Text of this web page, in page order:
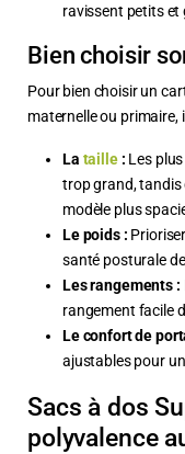
ravissent petits et
Bien choisir
Pour bien choisir un
maternelle ou primaire,
La taille: Les
trop grand, tandis
modèle plus
Le poids :
santé posturale
Les rangements :
rangement facile
Le confort de
ajustables pour
Sacs à dos
polyvalence